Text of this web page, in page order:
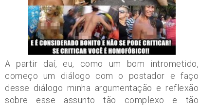
A partir daí, eu, como um bom intrometido,
começo um diálogo com o postador e faço
desse diálogo minha argumentação e reflexão
sobre esse assunto tão complexo e tão